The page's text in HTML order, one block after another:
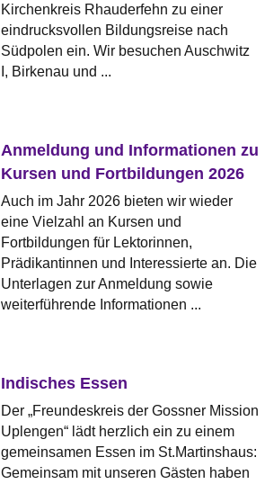
Kirchenkreis Rhauderfehn zu einer
eindrucksvollen Bildungsreise nach
Südpolen ein. Wir besuchen Auschwitz
I, Birkenau und ...
Anmeldung und Informationen zu
Kursen und Fortbildungen 2026
Auch im Jahr 2026 bieten wir wieder
eine Vielzahl an Kursen und
Fortbildungen für Lektorinnen,
Prädikantinnen und Interessierte an. Die
Unterlagen zur Anmeldung sowie
weiterführende Informationen ...
Indisches Essen
Der „Freundeskreis der Gossner Mission
Uplengen“ lädt herzlich ein zu einem
gemeinsamen Essen im St.Martinshaus:
Gemeinsam mit unseren Gästen haben